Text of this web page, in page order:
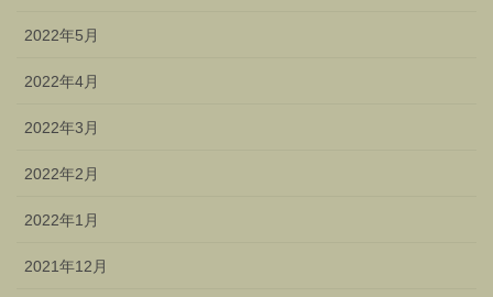
2022年5月
2022年4月
2022年3月
2022年2月
2022年1月
2021年12月